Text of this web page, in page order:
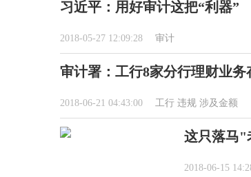
习近平：用好审计这把“利器”
2018-05-27 12:09:28 审计
审计署：工行8家分行理财业
2018-06-21 04:43:00 工行 违规 涉及金额
这只落马"
2018-06-15